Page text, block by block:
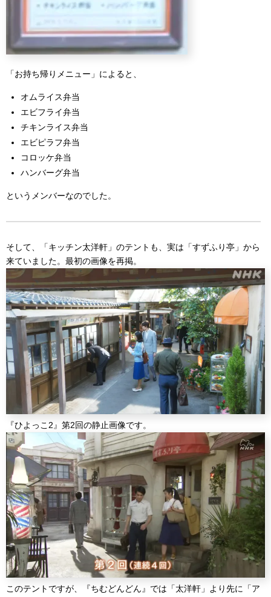
「お持ち帰りメニュー」によると、
オムライス弁当
エビフライ弁当
チキンライス弁当
エビピラフ弁当
コロッケ弁当
ハンバーグ弁当
というメンバーなのでした。
そして、「キッチン太洋軒」のテントも、実は「すずふり亭」から
来ていました。最初の画像を再掲。
『ひよっこ2』第2回の静止画像です。
このテントですが、『ちむどんどん』では「太洋軒」より先に「ア